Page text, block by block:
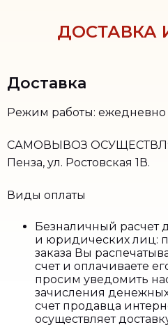
ДОСТАВКА
Доставка
Режим работы: ежедневно
САМОВЫВОЗ
Пенза, ул. Ростовская 1В.
Виды оплаты
Безналичный расчет
и юридических лиц:
заказа Вы
счет и оплачиваете
просим уведомить
зачисления
счет продавца
осуществляет